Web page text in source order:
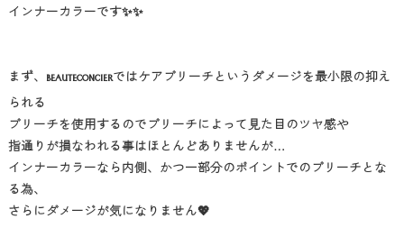
インナーカラーです✨✨
まず、 BEAUTECONCIERではケアブリーチというダメージを最小限の抑え
られる
ブリーチを使用するのでブリーチによって見た目のツヤ感や
指通りが損なわれる事はほとんどありませんが…
インナーカラーなら内側、かつ一部分のポイントでのブリーチとな
る為、
さらにダメージが気になりません💖